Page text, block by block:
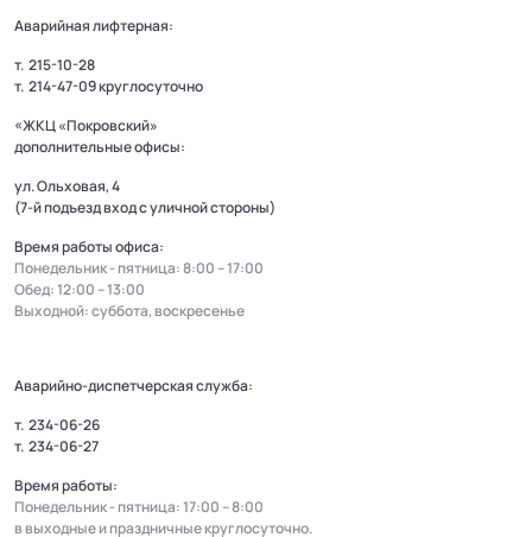
Аварийная лифтерная:
т. 215-10-28
т. 214-47-09круглосуточно
«ЖКЦ «Покровский»
дополнительные офисы:
ул. Ольховая, 4
(7-й подъезд вход с уличной стороны)
Время работы офиса:
Понедельник - пятница: 8:00 – 17:00
Обед: 12:00 – 13:00
Выходной: суббота, воскресенье
Аварийно-диспетчерская служба:
т. 234-06-26
т. 234-06-27
Время работы:
Понедельник - пятница: 17:00 – 8:00
в выходные и праздничные круглосуточно.